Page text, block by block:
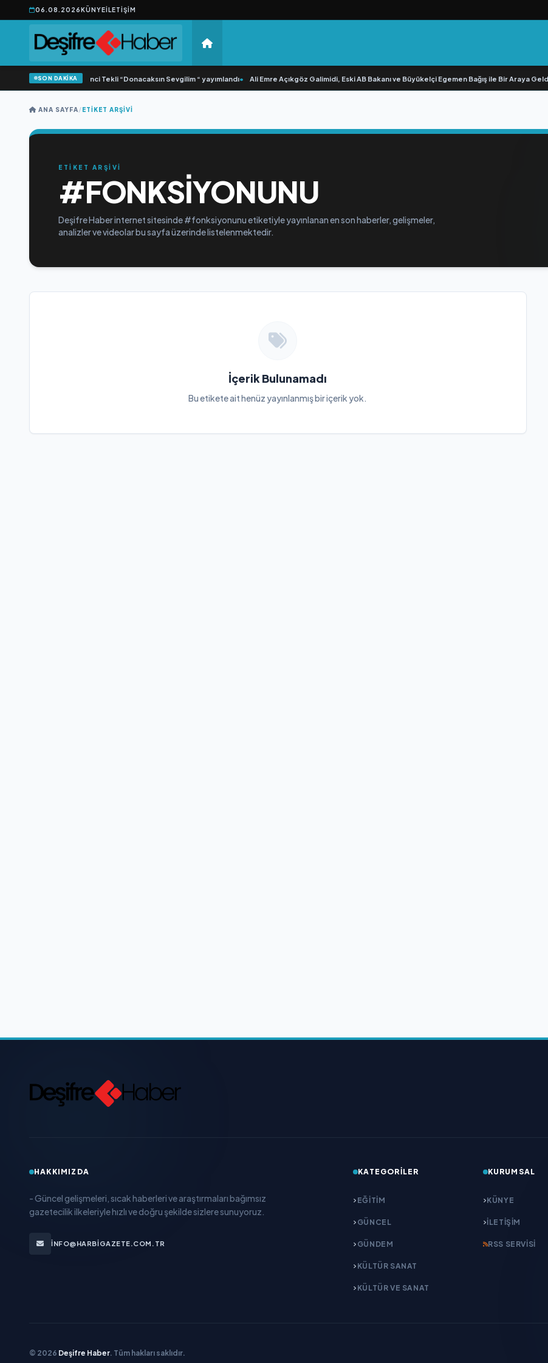
06.08.2026KÜNYEİLETIŞIM
SON DAKİKA
Yonca Samlı ‘dan İkinci Tekli “Donacaksın Sevgilim “ yayımlandı• Ali Emre Açıkgöz Galimidi, Eski AB Bakanı ve Büyükelçi Egemen Bağış ile Bir Araya Geldi•
ANA SAYFA/ETIKET ARŞIVI
ETİKET ARŞİVİ
#FONKSIYONUNU
Deşifre Haber internet sitesinde #fonksiyonunu etiketiyle yayınlanan en son haberler, gelişmeler,
analizler ve videolar bu sayfa üzerinde listelenmektedir.
İçerik Bulunamadı
Bu etikete ait henüz yayınlanmış bir içerik yok.
HAKKIMIZDA
- Güncel gelişmeleri, sıcak haberleri ve araştırmaları bağımsız
gazetecilik ilkeleriyle hızlı ve doğru şekilde sizlere sunuyoruz.
INFO@HARBIGAZETE.COM.TR
KATEGORILER
EĞITIM
GÜNCEL
GÜNDEM
KÜLTÜR SANAT
KÜLTÜR VE SANAT
KURUMSAL
KÜNYE
İLETIŞIM
RSS SERVISI
© 2026 Deşifre Haber. Tüm hakları saklıdır.